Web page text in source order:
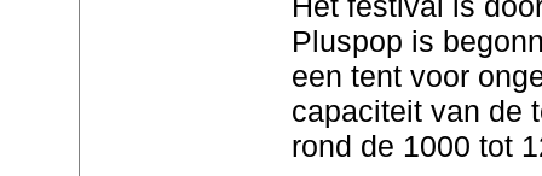
Pluspop is
een tent voor
capaciteit van de
rond de 1000 tot